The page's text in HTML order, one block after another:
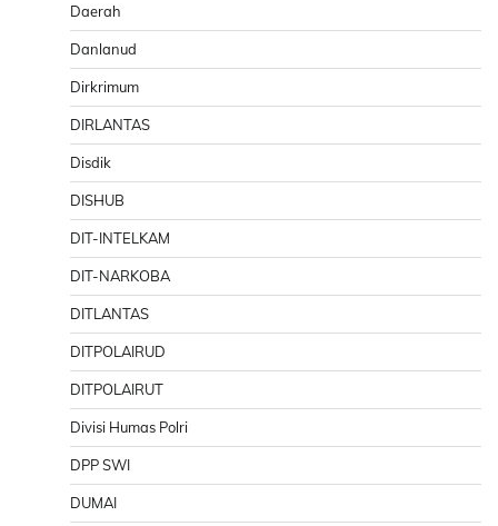
Daerah
Danlanud
Dirkrimum
DIRLANTAS
Disdik
DISHUB
DIT-INTELKAM
DIT-NARKOBA
DITLANTAS
DITPOLAIRUD
DITPOLAIRUT
Divisi Humas Polri
DPP SWI
DUMAI